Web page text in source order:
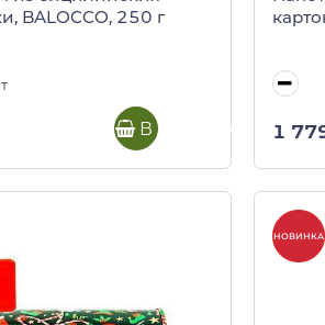
BALOCCO, 250 г
В корзину 1
-20%
НОВИНКА